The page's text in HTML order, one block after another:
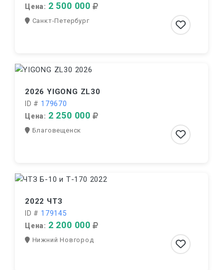
Цена: 2 500 000
Санкт-Петербург
2026 YIGONG ZL30
ID # 179670
Цена: 2 250 000
Благовещенск
2022 ЧТЗ
ID # 179145
Цена: 2 200 000
Нижний Новгород